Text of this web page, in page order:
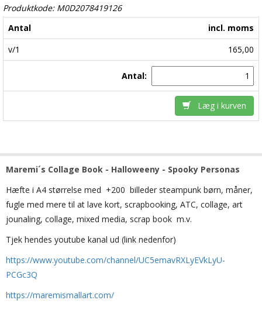
Produktkode: M0D2078419126
Antal
incl. moms
v/1
165,00
Antal:
Læg i kurven
Maremi´s Collage Book - Halloweeny - Spooky Personas
Hæfte i A4 størrelse med +200 billeder steampunk børn, måner,
fugle med mere til at lave kort, scrapbooking, ATC, collage, art
jounaling, collage, mixed media, scrap book m.v.
Tjek hendes youtube kanal ud (link nedenfor)
https://www.youtube.com/channel/UC5emavRXLyEVkLyU-
PCGc3Q
https://maremismallart.com/